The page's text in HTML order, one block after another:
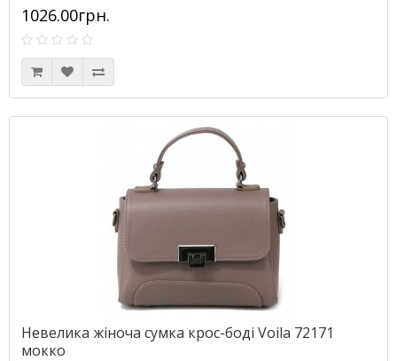
1026.00грн.
Невелика жіноча сумка крос-боді Voila 72171
мокко